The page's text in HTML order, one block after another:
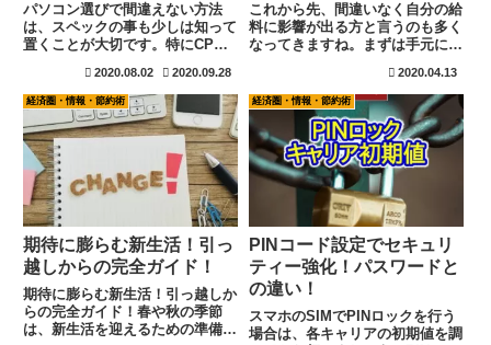
パソコン選びで間違えない方法
は、スペックの事も少しは知って
置くことが大切です。特にCPU
しがちですね。スピードだけだと
思っている方も多く見えられます
が、コア数とスレッド数を知る事
が重要です。これを知れば、用途
別で選ぶ事も可能ですよ。
2020.08.02 2020.09.28
これから先、間違いなく自分の給
料に影響が出る方と言うのも多く
なってきますね。まずは手元に資
最も大切な事です。生活基盤をし
っかりと作りながら今後に備えて
行きましょう。身近なところか
ら、無利子で貸してくれる所は沢
山あります。
2020.04.13
経済圏・情報・節約術
期待に膨らむ新生活！引っ
越しからの完全ガイド！
期待に膨らむ新生活！引っ越しか
らの完全ガイド！春や秋の季節
は、新生活を迎えるための準備、
経済圏・情報・節約術
PINコード設定でセキュリ
ティー強化！パスワードと
の違い！
スマホのSIMでPINロックを行う
場合は、各キャリアの初期値を調